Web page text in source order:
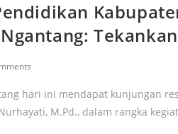
hari ini mendapat kunjungan
M.Pd., dalam rangka